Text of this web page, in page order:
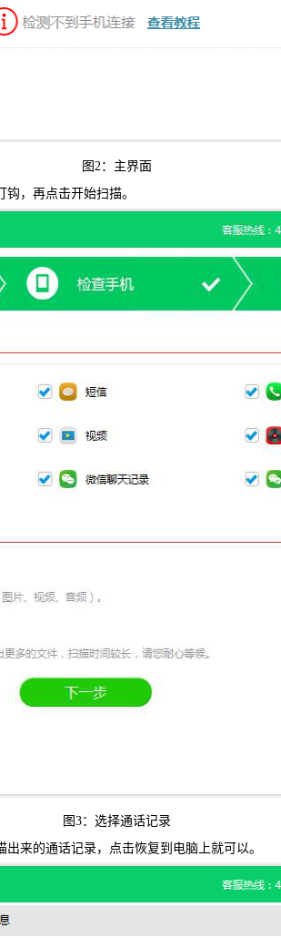
图2：主界面
，再点击开始扫描。
图3：选择通话记录
来的通话记录，点击恢复到电脑上就可以。